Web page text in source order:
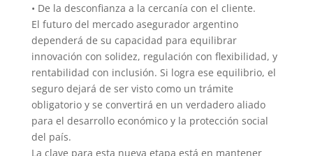
• De la desconfianza a la cercanía con el cliente.
El futuro del mercado asegurador argentino
dependerá de su capacidad para equilibrar
innovación con solidez, regulación con flexibilidad, y
rentabilidad con inclusión. Si logra ese equilibrio, el
seguro dejará de ser visto como un trámite
obligatorio y se convertirá en un verdadero aliado
para el desarrollo económico y la protección social
del país.
La clave para esta nueva etapa está en mantener